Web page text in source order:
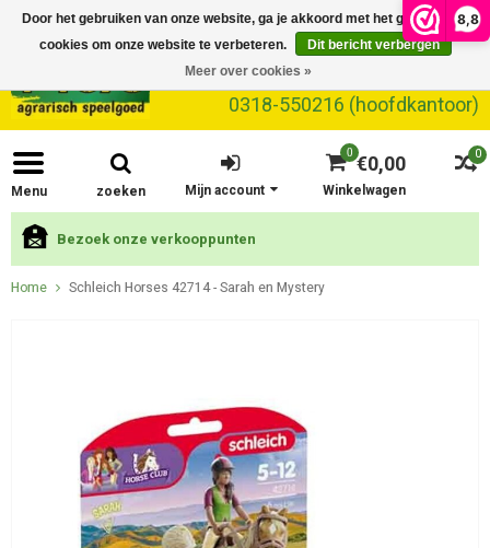
8,8
0318-550216 (hoofdkantoor)
Menu zoeken
0
0 €0,00
Winkelwagen
Mijn account
Bezoek onze verkooppunten
Home Schleich Horses 42714 - Sarah en Mystery
Door het gebruiken van onze website, ga je akkoord met het gebruik van
cookies om onze website te verbeteren.
Dit bericht verbergen
Meer over cookies »